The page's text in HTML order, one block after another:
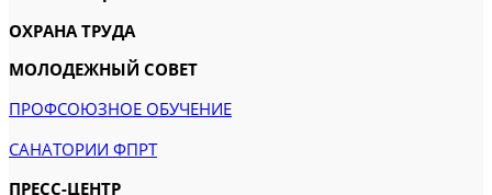
ОХРАНА ТРУДА
МОЛОДЕЖНЫЙ СОВЕТ
ПРОФСОЮЗНОЕ ОБУЧЕНИЕ
САНАТОРИИ ФПРТ
ПРЕСС-ЦЕНТР